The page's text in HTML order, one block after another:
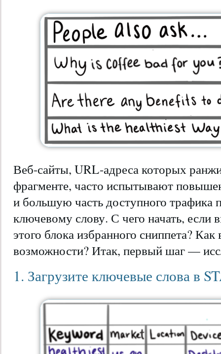
Веб-сайты, URL-адреса которых
фрагменте, часто испытывают
и большую часть доступного трафика
ключевому слову. С чего начать, если
этого блока избранного сниппета? Как
возможности? Итак, первый шаг —
1. Загрузите ключевые слова в